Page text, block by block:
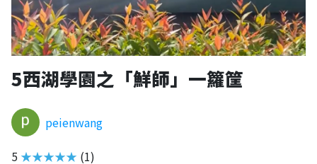
5西湖學園之「鮮師」一籮筐
peienwang
5 ★★★★★ (1)